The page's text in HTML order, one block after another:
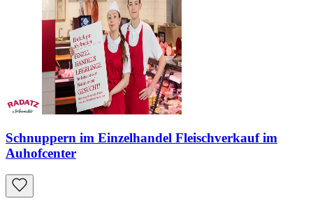
Schnuppern im Einzelhandel Fleischverkauf im
Auhofcenter